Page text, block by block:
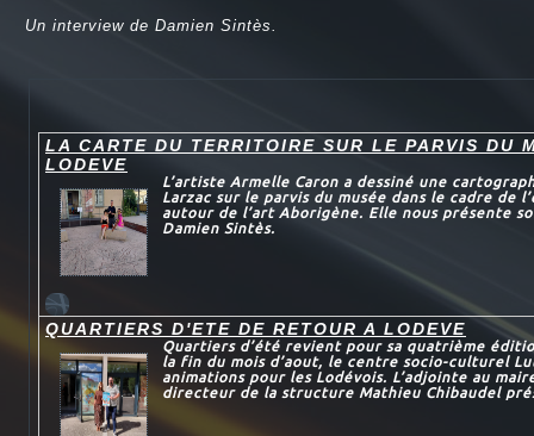
Un interview de Damien Sintès.
LA CARTE DU TERRITOIRE SUR LE PARVIS DU
LODEVE
L’artiste Armelle Caron a dessiné une
Larzac sur le parvis du musée dans le cadre de
autour de l’art Aborigène. Elle nous présente
Damien Sintès.
QUARTIERS D'ETE DE RETOUR A LODEVE
Quartiers d’été revient pour sa quatrième
la fin du mois d’aout, le centre socio-culturel
animations pour les Lodévois. L’adjointe au
directeur de la structure Mathieu Chibaudel